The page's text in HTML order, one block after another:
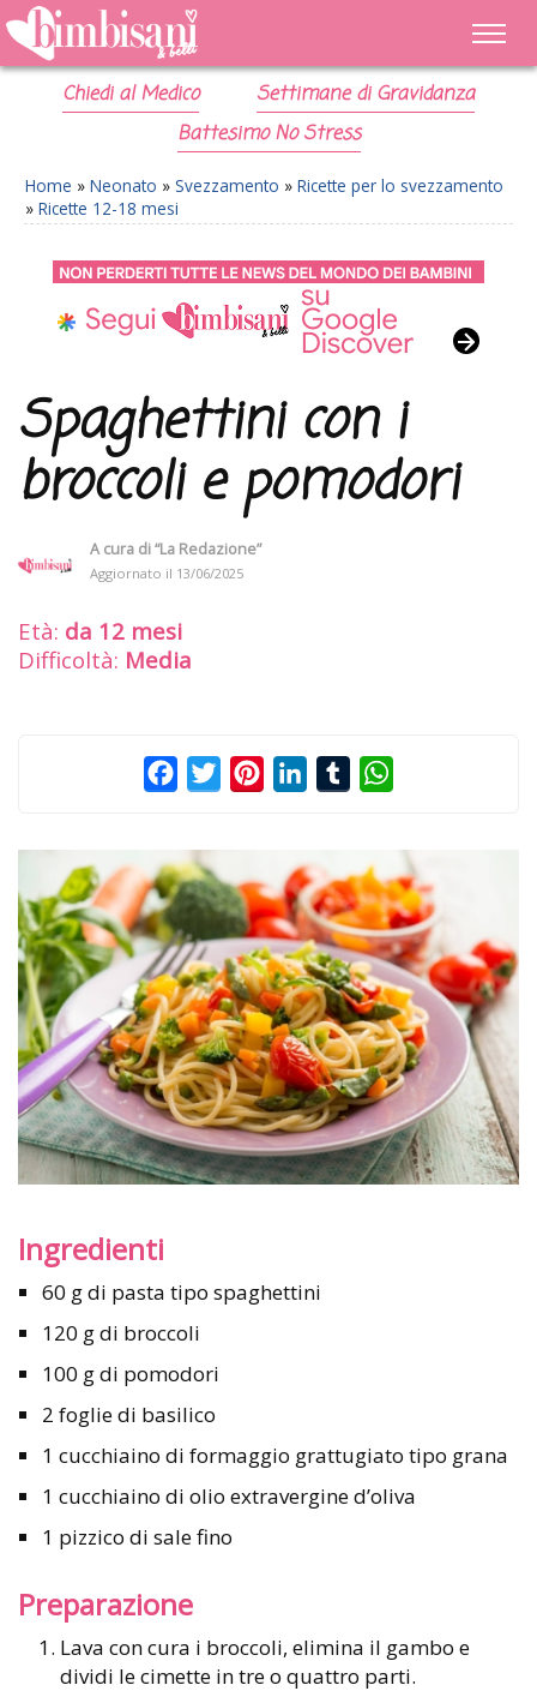
Chiedi al Medico
Settimane di Gravidanza
Battesimo No Stress
Home » Neonato » Svezzamento » Ricette per lo svezzamento
» Ricette 12-18 mesi
Spaghettini con i
broccoli e pomodori
A cura di“La Redazione”
Aggiornato il 13/06/2025
Età: da 12 mesi
Difficoltà: Media
FacebookTwitterPinterestLinkedInTumblr
Ingredienti
60 g di pasta tipo spaghettini
120 g di broccoli
100 g di pomodori
2 foglie di basilico
1 cucchiaino di formaggio grattugiato tipo grana
1 cucchiaino di olio extravergine d’oliva
1 pizzico di sale fino
Preparazione
Lava con cura i broccoli, elimina il gambo e
dividi le cimette in tre o quattro parti.